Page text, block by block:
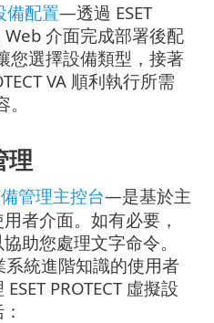
備配置—透過 ESET
Web 介面完成部署後配
您選擇設備類型，接著
VA 順利執行所需
理
備管理主控台—是基於主
者介面。如有必要，
助您處理文字命令。
統進階知識的使用者
PROTECT 虛擬設